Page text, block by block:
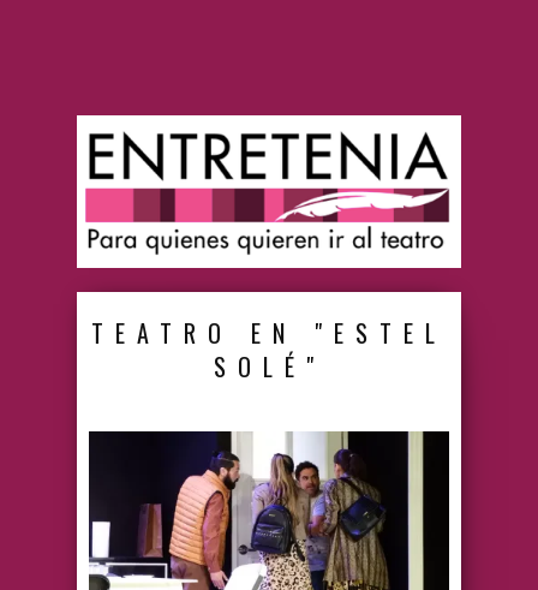
TEATRO EN "ESTEL
SOLÉ"